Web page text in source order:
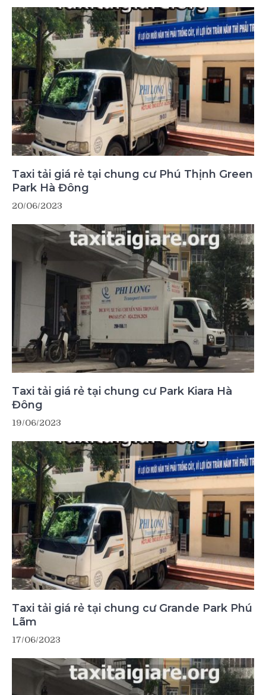
Taxi tải giá rẻ tại chung cư Phú Thịnh Green
Park Hà Đông
20/06/2023
Taxi tải giá rẻ tại chung cư Park Kiara Hà
Đông
19/06/2023
Taxi tải giá rẻ tại chung cư Grande Park Phú
Lãm
17/06/2023